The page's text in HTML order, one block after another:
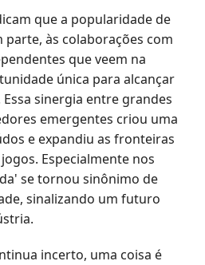
que a popularidade de
parte, às colaborações com
que veem na
única para alcançar
sinergia entre grandes
emergentes criou uma
e expandiu as fronteiras
Especialmente nos
se tornou sinônimo de
sinalizando um futuro
incerto, uma coisa é